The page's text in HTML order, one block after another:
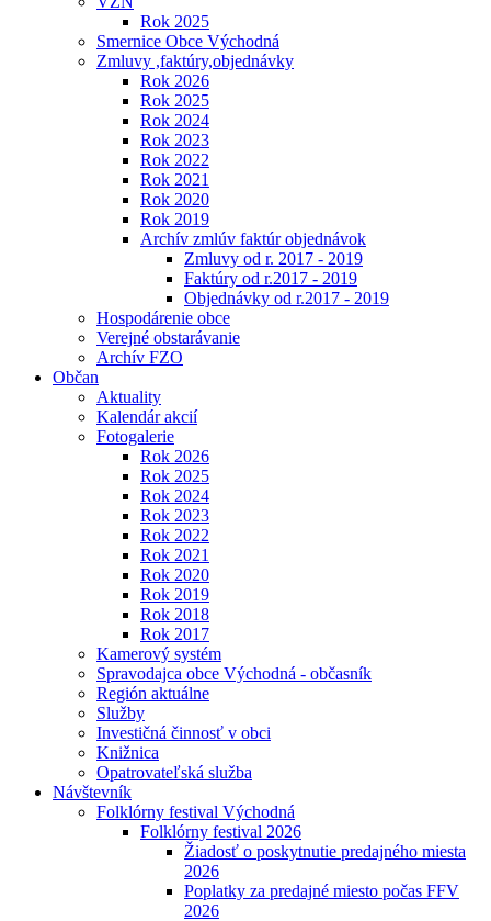
Rok 2025
Smernice Obce Východná
Zmluvy ,faktúry,objednávky
Rok 2026
Rok 2025
Rok 2024
Rok 2023
Rok 2022
Rok 2021
Rok 2020
Rok 2019
Archív zmlúv faktúr objednávok
Zmluvy od r. 2017 - 2019
Faktúry od r.2017 - 2019
Objednávky od r.2017 - 2019
Hospodárenie obce
Verejné obstarávanie
Archív FZO
Občan
Aktuality
Kalendár akcií
Fotogalerie
Rok 2026
Rok 2025
Rok 2024
Rok 2023
Rok 2022
Rok 2021
Rok 2020
Rok 2019
Rok 2018
Rok 2017
Kamerový systém
Spravodajca obce Východná - občasník
Región aktuálne
Služby
Investičná činnosť v obci
Knižnica
Opatrovateľská služba
Návštevník
Folklórny festival Východná
Folklórny festival 2026
Žiadosť o poskytnutie predajného miesta
2026
Poplatky za predajné miesto počas FFV
2026